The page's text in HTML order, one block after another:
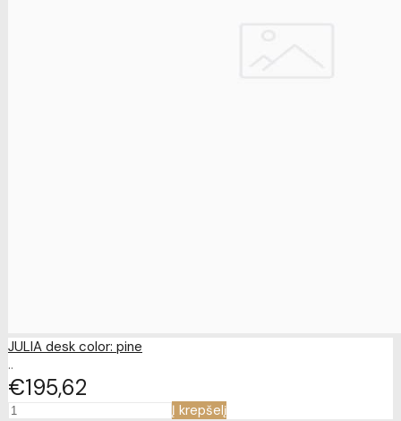
JULIA desk color: pine
..
€19562
Į krepšelį